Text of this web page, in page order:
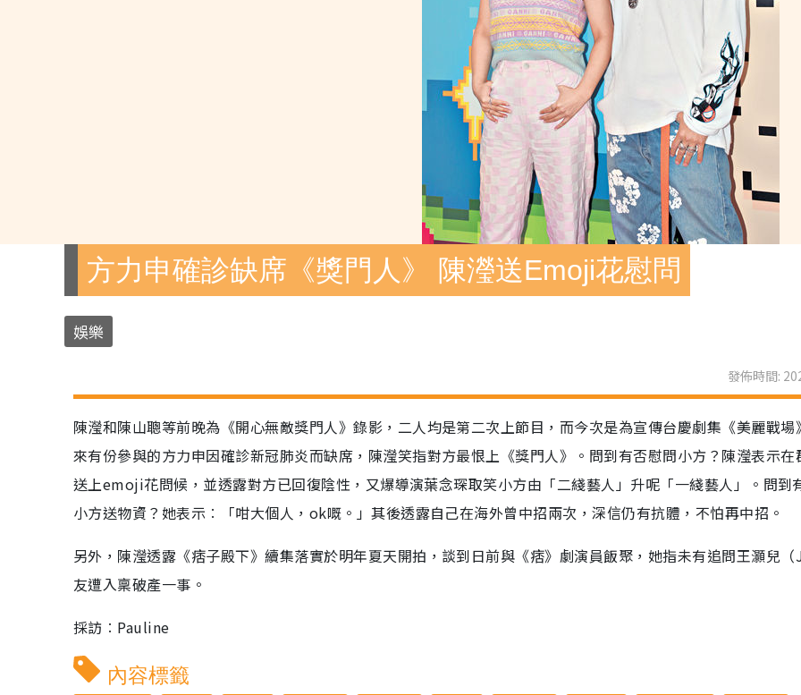
方力申確診缺席《獎門人》 陳瀅送Emoji花慰問
娛樂
發佈時間:
陳瀅和陳山聰等前晚為《開心無敵獎門人》錄影，二人均是第二次上節目，而今次是為宣傳台慶劇集《美麗戰場
來有份參與的方力申因確診新冠肺炎而缺席，陳瀅笑指對方最恨上《獎門人》。問到有否慰問小方？陳瀅表示在
送上emoji花問候，並透露對方已回復陰性，又爆導演葉念琛取笑小方由「二綫藝人」升呢「一綫藝人」。問到
小方送物資？她表示︰「咁大個人，ok嘅。」其後透露自己在海外曾中招兩次，深信仍有抗體，不怕再中招。
另外，陳瀅透露《痞子殿下》續集落實於明年夏天開拍，談到日前與《痞》劇演員飯聚，她指未有追問王灝兒（
友遭入稟破產一事。
採訪︰Pauline
內容標籤